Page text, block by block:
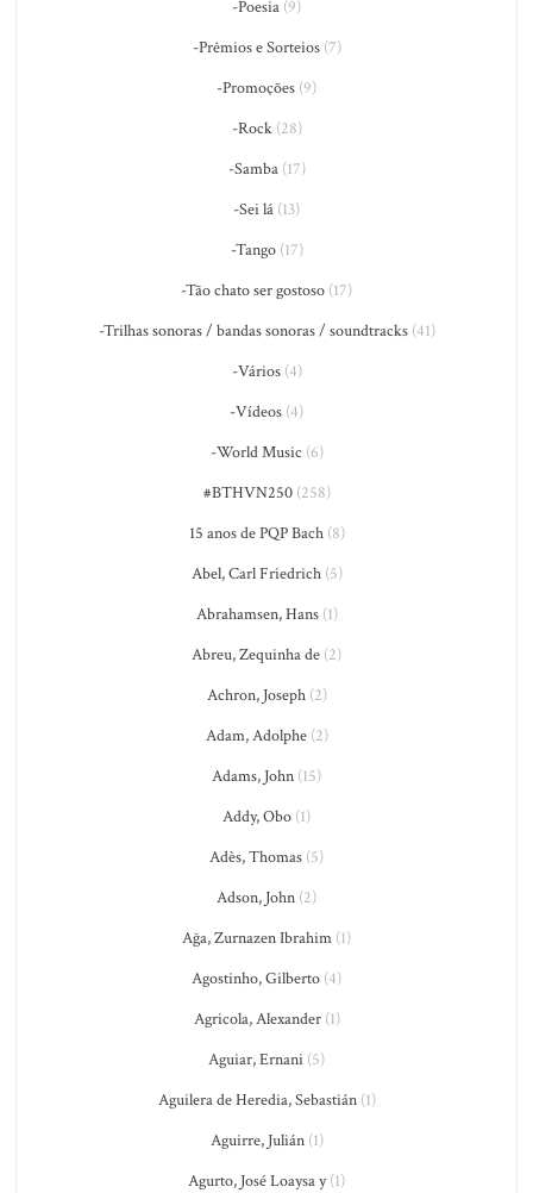
-Poesia (9)
-Prêmios e Sorteios(7)
-Promoções (9)
-Rock(28)
-Samba(17)
-Sei lá (13)
-Tango(17)
-Tão chato ser gostoso (17)
-Trilhas sonoras / bandas sonoras / soundtracks(41)
-Vários(4)
-Vídeos (4)
-World Music (6)
#BTHVN250(258)
15 anos de PQP Bach(8)
Abel, Carl Friedrich(5)
Abrahamsen, Hans(1)
Abreu, Zequinha de (2)
Achron, Joseph(2)
Adam, Adolphe(2)
Adams, John (15)
Addy, Obo (1)
Adès, Thomas (5)
Adson, John (2)
Ağa, Zurnazen Ibrahim (1)
Agostinho, Gilberto (4)
Agricola, Alexander(1)
Aguiar, Ernani (5)
Aguilera de Heredia, Sebastián(1)
Aguirre, Julián(1)
Agurto, José Loaysa y(1)